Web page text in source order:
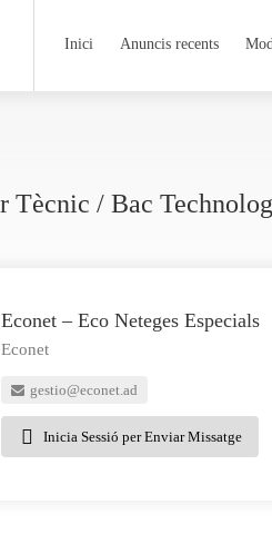
Inici Anuncis recents
Tècnic / Bac
Econet – Eco Neteges Especials
Econet
gestio@econet.ad
Inicia Sessió per Enviar Missatge